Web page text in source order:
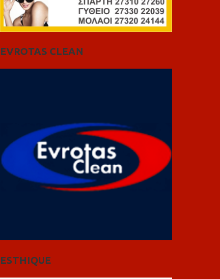
EVROTAS CLEAN
ESTHIQUE